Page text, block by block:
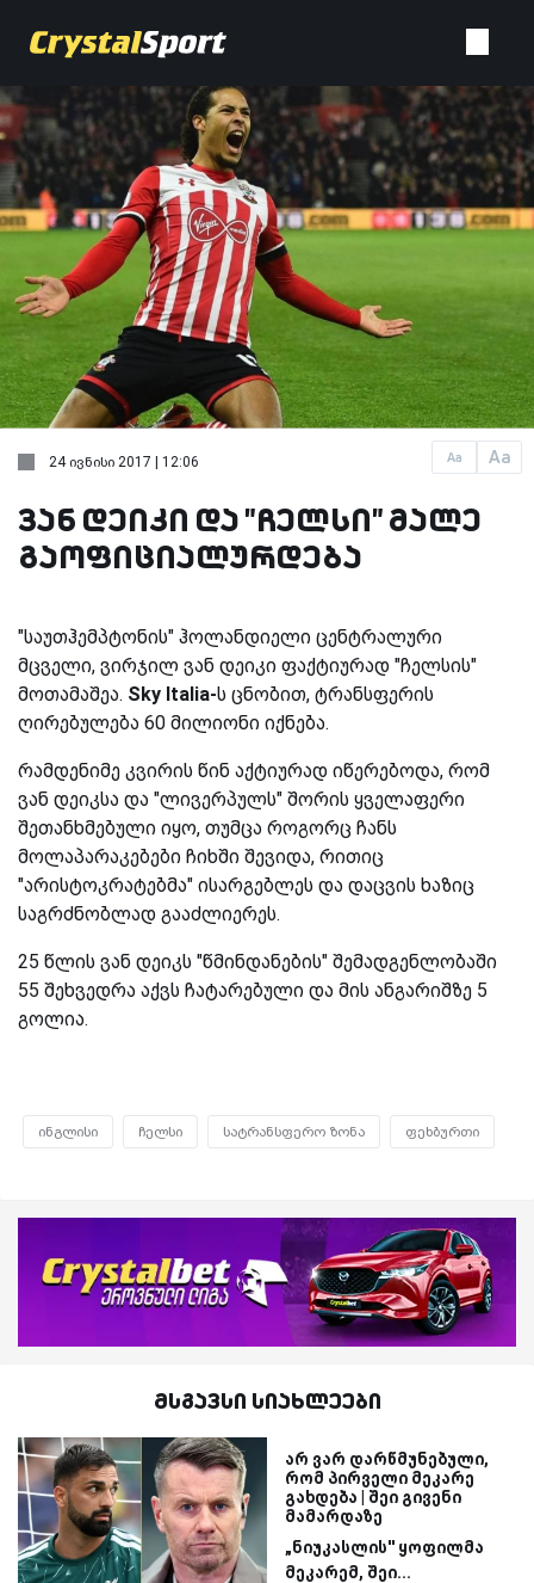
Aa Aa
24 ივნისი 2017 | 12:06
ვან დეიკი და "ჩელსი" მალე
გაოფიციალურდება
"საუთჰემპტონის" ჰოლანდიელი ცენტრალური
მცველი, ვირჯილ ვან დეიკი ფაქტიურად "ჩელსის"
მოთამაშეა. Sky Italia-ს ცნობით, ტრანსფერის
ღირებულება 60 მილიონი იქნება.
რამდენიმე კვირის წინ აქტიურად იწერებოდა, რომ
ვან დეიკსა და "ლივერპულს" შორის ყველაფერი
შეთანხმებული იყო, თუმცა როგორც ჩანს
მოლაპარაკებები ჩიხში შევიდა, რითიც
"არისტოკრატებმა" ისარგებლეს და დაცვის ხაზიც
საგრძნობლად გააძლიერეს.
25 წლის ვან დეიკს "წმინდანების" შემადგენლობაში
55 შეხვედრა აქვს ჩატარებული და მის ანგარიშზე 5
გოლია.
ინგლისი ჩელსი სატრანსფერო ზონა ფეხბურთი
მსგავსი სიახლეები
არ ვარ დარწმუნებული,
რომ პირველი მეკარე
გახდება | შეი გივენი
მამარდაზე
„ნიუკასლის'' ყოფილმა
მეკარემ, შეი...